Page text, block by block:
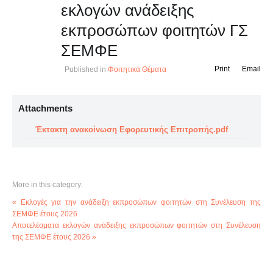
εκλογών ανάδειξης
εκπροσώπων φοιτητών ΓΣ
ΣΕΜΦΕ
Published in Φοιτητικά Θέματα Email
Print
Attachments
Έκτακτη ανακοίνωση Εφορευτικής Επιτροπής.pdf
More in this category:
« Εκλογές για την ανάδειξη εκπροσώπων φοιτητών στη Συνέλευση της
ΣΕΜΦΕ έτους 2026
Αποτελέσματα εκλογών ανάδειξης εκπροσώπων φοιτητών στη Συνέλευση
της ΣΕΜΦΕ έτους 2026 »